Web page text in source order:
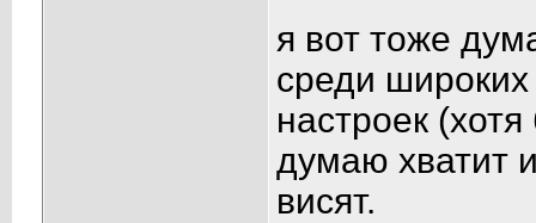
я вот тоже
среди широких
настроек
думаю хватит
висят.